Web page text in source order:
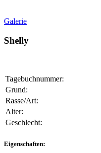
Galerie
Shelly
Tagebuchnummer:
Grund:
Rasse/Art:
Alter:
Geschlecht:
Eigenschaften: